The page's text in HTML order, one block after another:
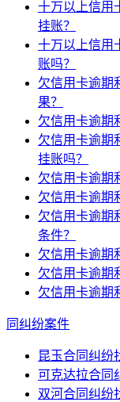
十万以上信用
挂账？
十万以上信用
账吗？
欠信用卡逾期
果？
欠信用卡逾期
欠信用卡逾期
挂账吗？
欠信用卡逾期
欠信用卡逾期
欠信用卡逾期
条件？
欠信用卡逾期
欠信用卡逾期
欠信用卡逾期
同纠纷案件
昆玉合同纠纷
可克达拉合同
双河合同纠纷